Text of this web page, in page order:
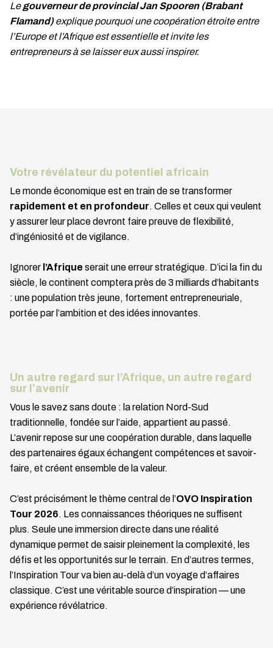
Legouverneur de provincial Jan Spooren (Brabant
Flamand)explique pourquoi une coopération étroite entre
l’Europe et l’Afrique est essentielle et invite les
entrepreneurs à se laisser eux aussi inspirer.
Votre révélateur du potentiel africain
Le monde économique est en train de se transformer
rapidement et en profondeur. Celles et ceux qui veulent
y assurer leur place devront faire preuve de flexibilité,
d’ingéniosité et de vigilance.
Ignorer l’Afrique serait une erreur stratégique. D’ici la fin du
siècle, le continent comptera près de3 milliards d’habitants
: une population très jeune, fortement entrepreneuriale,
portée par l’ambition et des idées innovantes.
Un autre regard sur l’Afrique, un autre regard
sur l’avenir
Vous le savez sans doute : la relation Nord-Sud
traditionnelle, fondée sur l’aide, appartient au passé.
L’avenir repose sur une coopération durable, dans laquelle
des partenaires égaux échangent compétences et savoir-
faire, et créent ensemble de la valeur.
C’est précisément le thème central de l’OVO Inspiration
Tour 2026. Les connaissances théoriques ne suffisent
plus. Seule une immersion directe dans une réalité
dynamique permet de saisir pleinement la complexité, les
défis et les opportunités sur le terrain. En d’autres termes,
l’Inspiration Tour va bien au-delà d’un voyage d’affaires
classique. C’est une véritable source d’inspiration — une
expérience révélatrice.